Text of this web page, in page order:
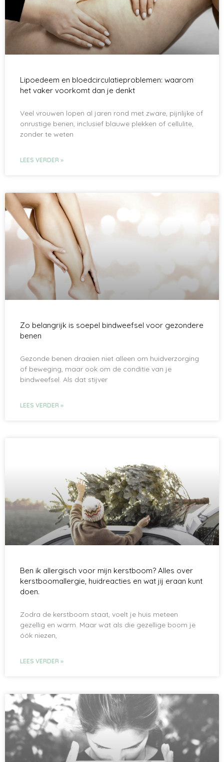
Lipoedeem en bloedcirculatieproblemen: waarom
het vaker voorkomt dan je denkt
Veel vrouwen lopen al jaren rond met zware, pijnlijke of
onrustige benen, inclusief blauwe plekken of cellulite,
zonder te weten
LEES VERDER »
Zo belangrijk is soepel bindweefsel voor gezondere
benen
Gezonde benen draaien niet alleen om huidverzorging
of beweging, maar ook om de conditie van je
bindweefsel. Als dat stijver
LEES VERDER »
Ben ik allergisch voor mijn kerstboom? Alles over
kerstboomallergie, huidreacties en wat jij eraan kunt
doen.
Zodra de kerstboom staat, voelt je huis meteen
gezellig en warm. Maar wat als die gezellige boom je
óók niezen,
LEES VERDER »